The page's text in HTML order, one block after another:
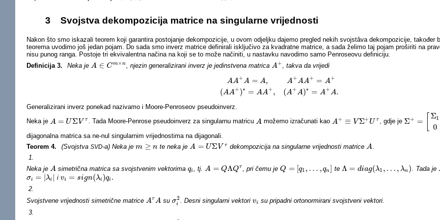
3 Svojstva dekompozicija matrice na singularne vrijednosti
Nakon što smo iskazali teorem koji garantira postojanje dekompozicije, u ovom odjeljku dajemo pregled nekih svojstâva dekompozicije, također
teorema uvodimo još jedan pojam. Do sada smo inverz matrice definirali isključivo za kvadratne matrice, a sada želimo taj pojam proširiti na
nisu punog ranga. Postoje tri ekvivalentna načina na koji se to može načiniti, u nastavku navodimo samo Penroseovu definiciju.
Definicija 3.
Neka jeA ∈ C m×n
A∈C m×n , njezin generalizirani inverz je jedinstvena matricaA+
A+ , takva da vrijedi
AA+A = A,
(AA+ )∗ = AA+ ,
A+AA+ = A+
(A+A)∗ = A+A.
= += ) +
Generalizirani inverz ponekad nazivamo i Moore-Penroseov pseudoinverz.
Neka je A = UΣ V τ
A= UΣV τ . Tada Moore-Penrose pseudoinverz za singularnu matricu A
A možemo izračunati kao A+ ≡ V Σ+ U τ
A+≡ VΣ +Uτ , gdje je Σ+ =
Σ1
0
Σ+= [Σ1 ]+
dijagonalna matrica sa ne-nul singularnim vrijednostima na dijagonali.
Teorem 4.
(SvojstvaSVD-a) Neka jem ≥ n
m≥ n te neka jeA = UΣ V τ
A= UΣV τ dekompozicija na singularne vrijednosti matriceA
A .
1.
Neka je A
A simetrična matrica sa svojstvenim vektorima qi
qi , tj. A = QΛQτ
A= QΛQτ , pri čemu jeQ = [q1 , … ,qn]
Q= [q1 ,…, q n ] te Λ = diag(λ1 , … , λn )
Λ=diag(λ1,…,λn) . Tada je
σi = λi
σi= |λi i vi = sign(λi )qi .
vi= sig n(λi)qi.
2.
Svojstvene vrijednosti simetrične matrice Aτ A
AτA su σ2
i
σi2 . Desni singularni vektorivi
vi su pripadni ortonormirani svojstveni vektori.
3.